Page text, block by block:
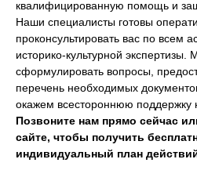
квалифицированную помощь и
Наши специалисты готовы
проконсультировать вас по всем
историко-культурной
сформулировать вопросы,
перечень необходимых
окажем всестороннюю поддержку
Позвоните нам прямо сейчас
сайте, чтобы получить
индивидуальный план